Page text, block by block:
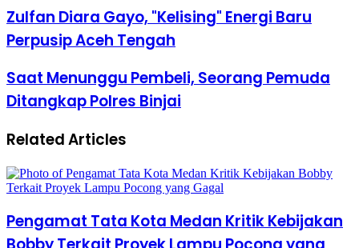
Zulfan Diara Gayo, "Kelising" Energi Baru
Perpusip Aceh Tengah
Saat Menunggu Pembeli, Seorang Pemuda
Ditangkap Polres Binjai
Related Articles
Pengamat Tata Kota Medan Kritik Kebijakan